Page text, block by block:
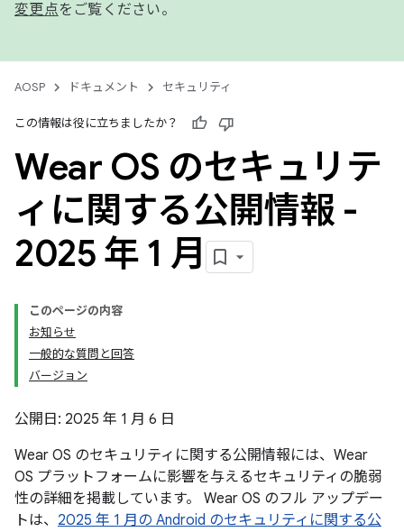
変更点をご覧ください。
AOSP ドキュメント セキュリティ
この情報は役に立ちましたか？
Wear OS のセキュリテ
ィに関する公開情報 -
2025 年 1 月
このページの内容
お知らせ
一般的な質問と回答
バージョン
公開日: 2025 年 1 月 6 日
Wear OS のセキュリティに関する公開情報には、Wear
OS プラットフォームに影響を与えるセキュリティの脆弱
性の詳細を掲載しています。 Wear OS のフル アップデー
トは、 2025 年 1 月の Android のセキュリティに関する公